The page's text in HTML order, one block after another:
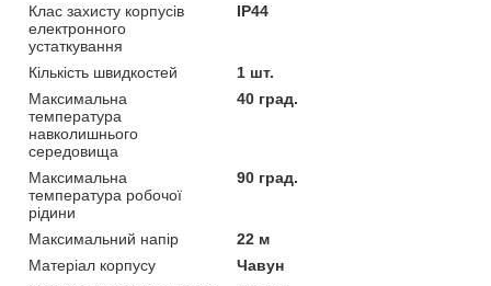
Клас захисту корпусів
електронного
устаткування
IP44
Кількість швидкостей
1 шт.
Максимальна
температура
навколишнього
середовища
40 град.
Максимальна
температура робочої
рідини
90 град.
Максимальний напір
22 м
Матеріал корпусу
Чавун